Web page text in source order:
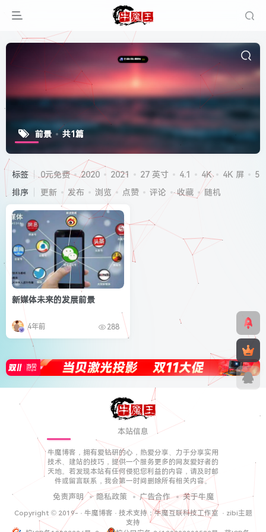
前景 共1篇
标签 0元免费 2020 2021 27 英寸 4.1 4K 4K 屏
5G
排序
更新 发布 浏览 点赞 评论 收藏 随机
新媒体未来的发展前景
4年前 288
本站信息
牛魔博客，拥有爱钻研的心，热爱分享、力于分享实用
技术、建站的技巧，提供一个服务更多的网友爱好者的
天地。若发现本站有任何侵犯您利益的内容，请及时邮
件或留言联系，我会第一时间删除所有相关内容。
免责声明 隐私政策 广告合作 关于牛魔
Copyright © 2019- · 牛魔博客 · 技术支持：牛魔互联科技工作室 · zibi主题
支持